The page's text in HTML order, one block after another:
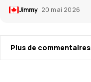
Jimmy 20 mai 2026
Plus de commentaires